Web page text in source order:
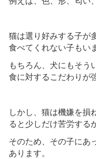
猫は選り好みする子が
食べてくれない子もい
もちろん、犬にもそう
食に対するこだわりが
しかし、猫は機嫌を損
ると少しだけ苦労する
そのため、その子にあ
あります。